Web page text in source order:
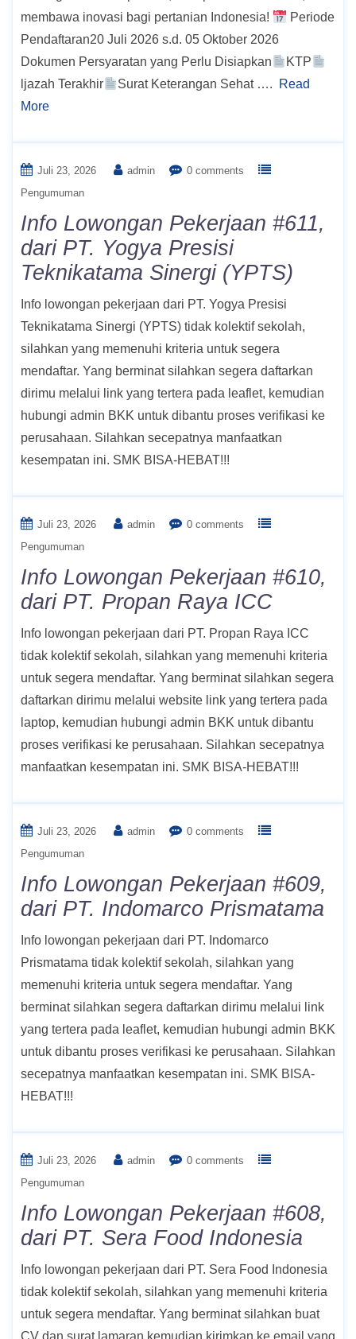
membawa inovasi bagi pertanian Indonesia!
Periode
Pendaftaran20 Juli 2026 s.d. 05 Oktober 2026
Dokumen Persyaratan yang Perlu Disiapkan
KTP
ljazah Terakhir
Surat Keterangan Sehat ….
Read
More
Juli 23, 2026 admin
0 comments
Pengumuman
Info Lowongan Pekerjaan #611,
dari PT. Yogya Presisi
Teknikatama Sinergi (YPTS)
Info lowongan pekerjaan dari PT. Yogya Presisi
Teknikatama Sinergi (YPTS) tidak kolektif sekolah,
silahkan yang memenuhi kriteria untuk segera
mendaftar. Yang berminat silahkan segera daftarkan
dirimu melalui link yang tertera pada leaflet, kemudian
hubungi admin BKK untuk dibantu proses verifikasi ke
perusahaan. Silahkan secepatnya manfaatkan
kesempatan ini. SMK BISA-HEBAT!!!
Juli 23, 2026 admin
0 comments
Pengumuman
Info Lowongan Pekerjaan #610,
dari PT. Propan Raya ICC
Info lowongan pekerjaan dari PT. Propan Raya ICC
tidak kolektif sekolah, silahkan yang memenuhi kriteria
untuk segera mendaftar. Yang berminat silahkan segera
daftarkan dirimu melalui website link yang tertera pada
laptop, kemudian hubungi admin BKK untuk dibantu
proses verifikasi ke perusahaan. Silahkan secepatnya
manfaatkan kesempatan ini. SMK BISA-HEBAT!!!
Juli 23, 2026 admin
0 comments
Pengumuman
Info Lowongan Pekerjaan #609,
dari PT. Indomarco Prismatama
Info lowongan pekerjaan dari PT. Indomarco
Prismatama tidak kolektif sekolah, silahkan yang
memenuhi kriteria untuk segera mendaftar. Yang
berminat silahkan segera daftarkan dirimu melalui link
yang tertera pada leaflet, kemudian hubungi admin BKK
untuk dibantu proses verifikasi ke perusahaan. Silahkan
secepatnya manfaatkan kesempatan ini. SMK BISA-
HEBAT!!!
Juli 23, 2026 admin
0 comments
Pengumuman
Info Lowongan Pekerjaan #608,
dari PT. Sera Food Indonesia
Info lowongan pekerjaan dari PT. Sera Food Indonesia
tidak kolektif sekolah, silahkan yang memenuhi kriteria
untuk segera mendaftar. Yang berminat silahkan buat
CV dan surat lamaran kemudian kirimkan ke email yang